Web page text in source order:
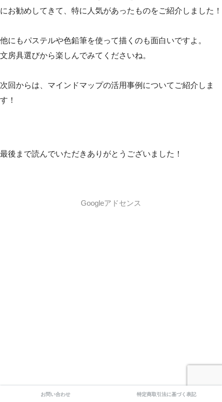
にお勧めしてきて、特に人気があったものをご紹介しました！
他にもパステルや色鉛筆を使って描くのも面白いですよ。
文房具選びから楽しんでみてくださいね。
次回からは、マインドマップの活用事例についてご紹介しま
す！
最後まで読んでいただきありがとうございました！
Googleアドセンス
お問い合わせ 特定商取引法に基づく表記